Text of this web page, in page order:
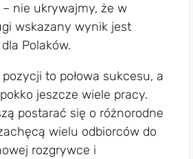
– nie ukrywajmy, że w
wskazany wynik jest
Polaków.
to połowa sukcesu, a
jeszcze wiele pracy.
postarać się o różnorodne
wielu odbiorców do
rozgrywce i